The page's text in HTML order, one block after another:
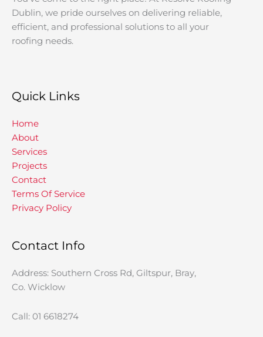
Dublin, we pride ourselves on delivering reliable,
efficient, and professional solutions to all your
roofing needs.
Quick Links
Home
About
Services
Projects
Contact
Terms Of Service
Privacy Policy
Contact Info
Address: Southern Cross Rd, Giltspur, Bray,
Co. Wicklow
Call: 01 6618274